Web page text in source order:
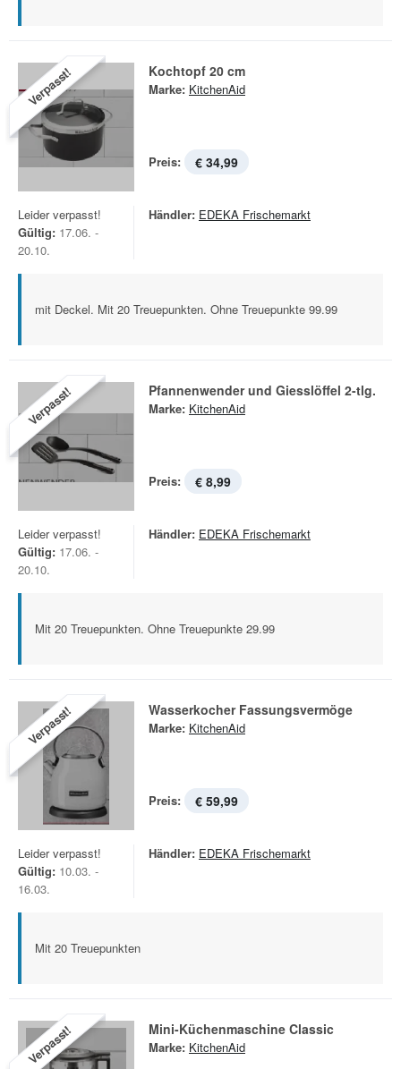
Verpasst! Kochtopf 20 cm
Marke: KitchenAid
Preis: € 34,99
Leider verpasst!
Gültig: 17.06. -
20.10.
Händler: EDEKA Frischemarkt
mit Deckel. Mit 20 Treuepunkten. Ohne Treuepunkte 99.99
Verpasst! Pfannenwender und Giesslöffel 2-tlg.
Marke: KitchenAid
Preis: € 8,99
Leider verpasst!
Gültig: 17.06. -
20.10.
Händler: EDEKA Frischemarkt
Mit 20 Treuepunkten. Ohne Treuepunkte 29.99
Verpasst! Wasserkocher Fassungsvermöge
Marke: KitchenAid
Preis: € 59,99
Leider verpasst!
Gültig: 10.03. -
16.03.
Händler: EDEKA Frischemarkt
Mit 20 Treuepunkten
Verpasst! Mini-Küchenmaschine Classic
Marke: KitchenAid